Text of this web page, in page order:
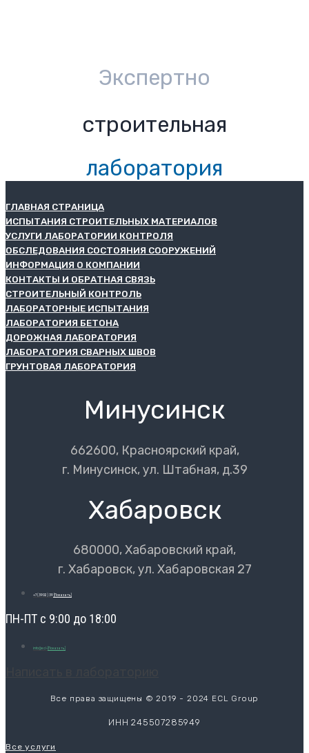
Экспертно
строительная
лаборатория
ГЛАВНАЯ СТРАНИЦА
ИСПЫТАНИЯ СТРОИТЕЛЬНЫХ МАТЕРИАЛОВ
УСЛУГИ ЛАБОРАТОРИИ КОНТРОЛЯ
ОБСЛЕДОВАНИЯ СОСТОЯНИЯ СООРУЖЕНИЙ
ИНФОРМАЦИЯ О КОМПАНИИ
КОНТАКТЫ И ОБРАТНАЯ СВЯЗЬ
СТРОИТЕЛЬНЫЙ КОНТРОЛЬ
ЛАБОРАТОРНЫЕ ИСПЫТАНИЯ
ЛАБОРАТОРИЯ БЕТОНА
ДОРОЖНАЯ ЛАБОРАТОРИЯ
ЛАБОРАТОРИЯ СВАРНЫХ ШВОВ
ГРУНТОВАЯ ЛАБОРАТОРИЯ
Минусинск
662600, Красноярский край,
г. Минусинск, ул. Штабная, д.39
Хабаровск
680000, Хабаровский край,
г. Хабаровск, ул. Хабаровская 27
+7 (3902) 39 [Показать]
ПН-ПТ с 9:00 до 18:00
info@ecl- [Показать]
Все права защищены © 2019 - 2024 ECL Group
ИНН 245507285949
Все услуги